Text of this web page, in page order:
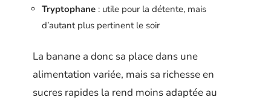
Tryptophane : utile pour la détente, mais
d’autant plus pertinent le soir
La banane a donc sa place dans une
alimentation variée, mais sa richesse en
sucres rapides la rend moins adaptée au